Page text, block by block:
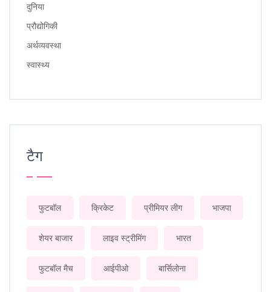
दुनिया
प्रौद्योगिकी
अर्थव्यवस्था
स्वास्थ्य
टैग
फुटबॉल क्रिकेट प्रीमियर लीग भाजपा
शेयर बाजार लाइव स्ट्रीमिंग भारत
फुटबॉल मैच आईपीओ बार्सिलोना